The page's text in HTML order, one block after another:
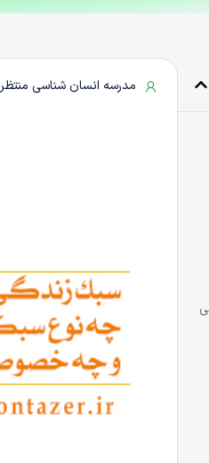
مدرسه انسان شناسی منتظر